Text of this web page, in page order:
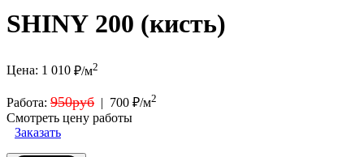
SHINY 200 (кисть)
Цена: 1 010 ₽/м2
Работа: 950руб | 700 ₽/м2
Смотреть цену работы
Заказать